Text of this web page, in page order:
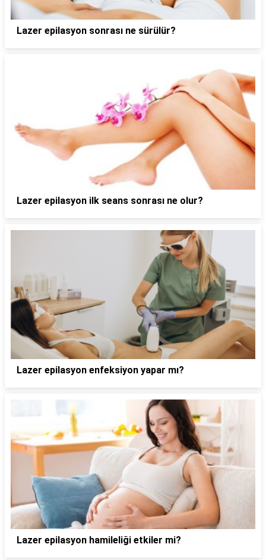
Lazer epilasyon sonrası ne sürülür?
Lazer epilasyon ilk seans sonrası ne olur?
Lazer epilasyon enfeksiyon yapar mı?
Lazer epilasyon hamileliği etkiler mi?